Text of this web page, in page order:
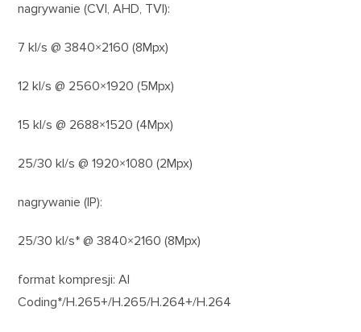
nagrywanie (CVI, AHD, TVI):
7 kl/s @ 3840×2160 (8Mpx)
12 kl/s @ 2560×1920 (5Mpx)
15 kl/s @ 2688×1520 (4Mpx)
25/30 kl/s @ 1920×1080 (2Mpx)
nagrywanie (IP):
25/30 kl/s* @ 3840×2160 (8Mpx)
format kompresji: AI
Coding*/H.265+/H.265/H.264+/H.264